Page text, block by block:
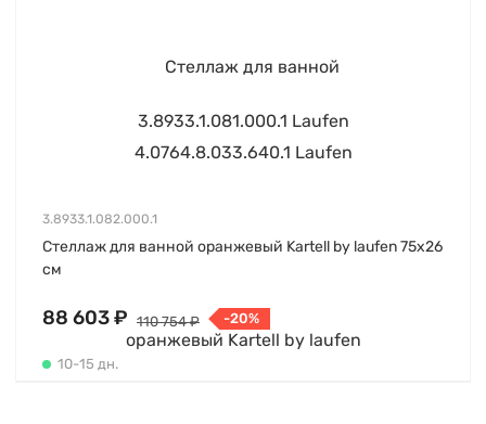
3.8933.1.082.000.1
Стеллаж для ванной оранжевый Kartell by laufen 75х26
см
88 603 ₽ 110 754 ₽ -20%
10-15 дн.